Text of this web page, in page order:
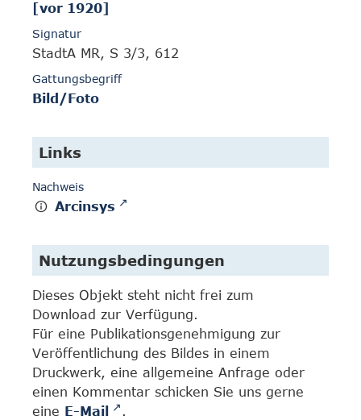
[vor 1920]
Signatur
StadtA MR, S 3/3, 612
Gattungsbegriff
Bild/Foto
Links
Nachweis
Arcinsys
Nutzungsbedingungen
Dieses Objekt steht nicht frei zum
Download zur Verfügung.
Für eine Publikationsgenehmigung zur
Veröffentlichung des Bildes in einem
Druckwerk, eine allgemeine Anfrage oder
einen Kommentar schicken Sie uns gerne
eine E-Mail
.